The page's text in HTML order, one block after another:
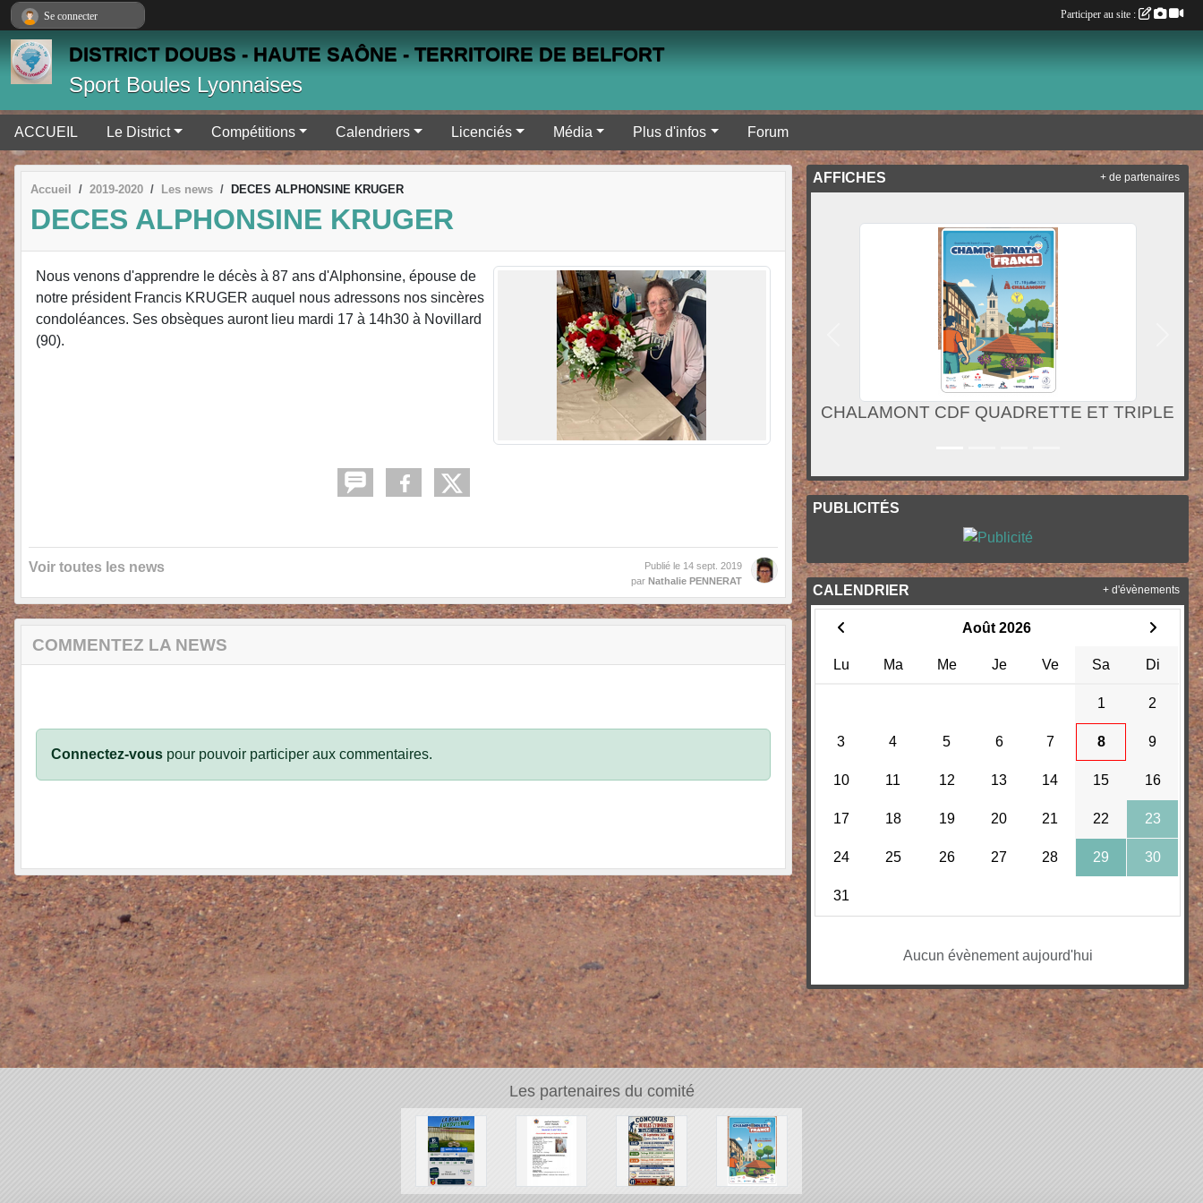
DISTRICT DOUBS - HAUTE SAÔNE - TERRITOIRE DE BELFORT
Sport Boules Lyonnaises
ACCUEIL Le District Compétitions Calendriers Licenciés Média Plus d'infos Forum
Accueil 2019-2020 Les news DECES ALPHONSINE KRUGER
DECES ALPHONSINE KRUGER
Nous venons d'apprendre le décès à 87 ans d'Alphonsine, épouse de
notre président Francis KRUGER auquel nous adressons nos sincères
condoléances. Ses obsèques auront lieu mardi 17 à 14h30 à Novillard
(90).
Voir toutes les news Publié le 14 sept. 2019
parNathalie PENNERAT
COMMENTEZ LA NEWS
Connectez-vous pour pouvoir participer aux commentaires.
AFFICHES
CHALAMONT CDF QUADRETTE ET TRIPLE
+ de partenaires
PUBLICITÉS
CALENDRIER
Août 2026
Lu Ma Me Je Ve Sa Di
1 2
3 4 5 6 7 8 9
10 11 12 13 14 15 16
17 18 19 20 21 22 23
24 25 26 27 28 29 30
31
Aucun évènement aujourd'hui
+ d'évènements
Les partenaires du comité
Se connecter Participer au site :
Panneau de gestion des cookies